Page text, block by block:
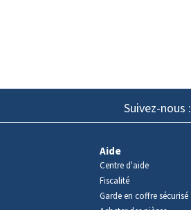
Suivez-nous :
Aide
Centre d'aide
Fiscalité
Garde en coffre sécurisé